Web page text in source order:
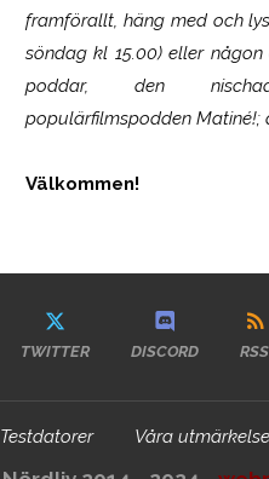
framförallt, häng med och
söndag kl 15.00) eller
poddar, den
populärfilmspodden Matiné!;
Välkommen!
TWITTER DISCORD RSS
Testdatorer Våra